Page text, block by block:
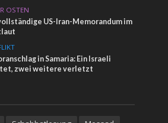
OSTEN
US-Iran-Memorandum im
in Samaria: Ein Israeli
zwei weitere verletzt